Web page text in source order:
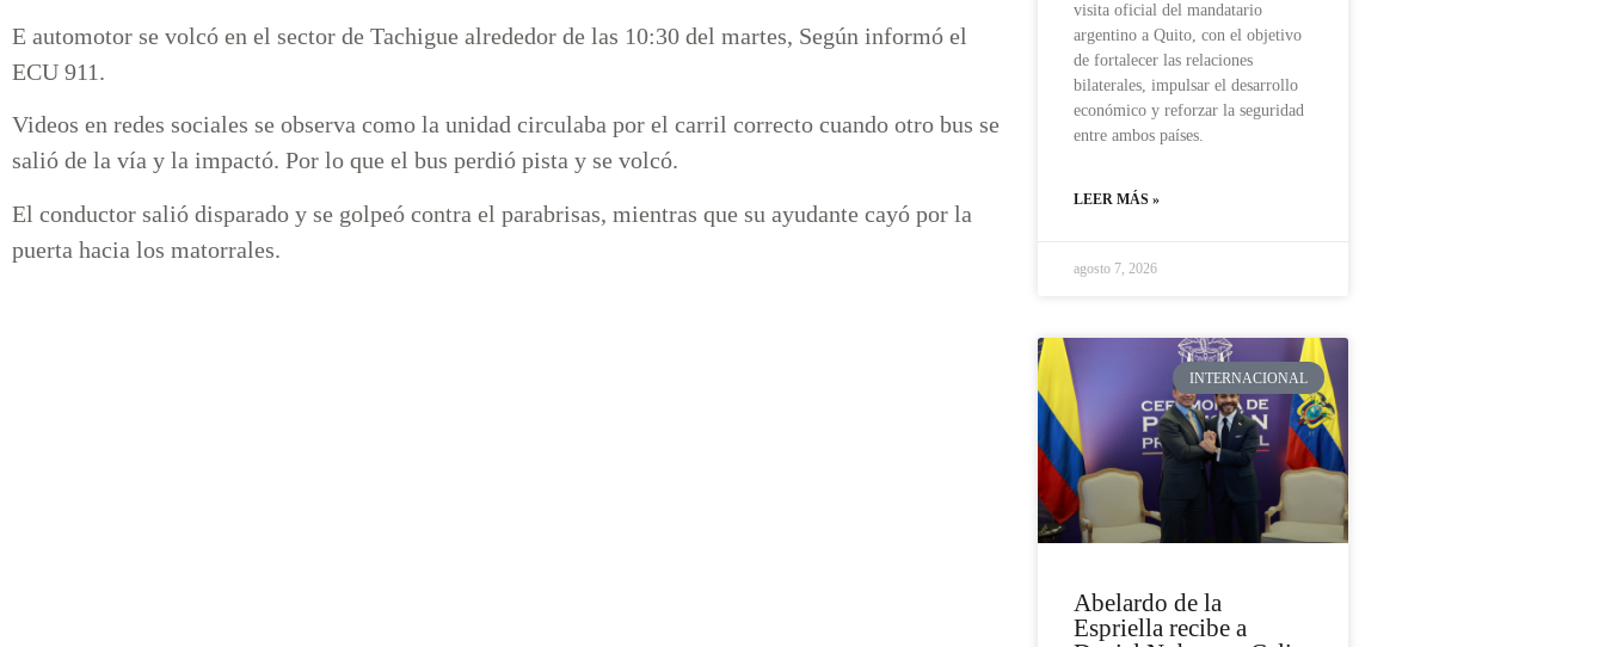
E automotor se volcó en el sector de Tachigue alrededor de las 10:30 del martes, Según informó el
ECU 911.
Videos en redes sociales se observa como la unidad circulaba por el carril correcto cuando otro bus se
salió de la vía y la impactó. Por lo que el bus perdió pista y se volcó.
El conductor salió disparado y se golpeó contra el parabrisas, mientras que su ayudante cayó por la
puerta hacia los matorrales.
visita oficial del mandatario
argentino a Quito, con el objetivo
de fortalecer las relaciones
bilaterales, impulsar el desarrollo
económico y reforzar la seguridad
entre ambos países.
LEER MÁS »
agosto 7, 2026
INTERNACIONAL
Abelardo de la
Espriella recibe a